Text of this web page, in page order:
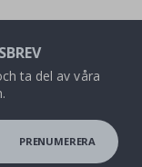
ta del av våra
PRENUMERERA